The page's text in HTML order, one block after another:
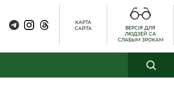
КАРТА
САЙТА
ВЕРСІЯ ДЛЯ
ЛЮДЗЕЙ СА
СЛАБЫМ ЗРОКАМ